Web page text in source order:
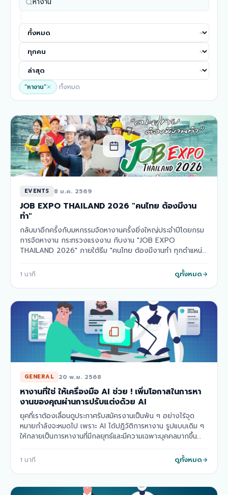
“หางาน” ทั้งหมด
EVENTS 8 ม.ค. 2569
JOB EXPO THAILAND 2026 "คนไทย ต้องมีงาน
ทำ"
กลับมาอีกครั้งกับมหกรรมจัดหางานครั้งยิ่งใหญ่ประจำปีโดยกรม
การจัดหางาน กระทรวงแรงงาน กับงาน "JOB EXPO
THAILAND 2026" ภายใต้ธีม "คนไทย ต้องมีงานทำ ทุกตำแหน่ง
1 นาที ดูทั้งหมด
GENERAL 20 พ.ย. 2568
หางานที่ใช่ ให้เครื่องมือ AI ช่วย ! เพิ่มโอกาสในการหา
งานของคุณผ่านการปรับแต่งด้วย AI
ยุคที่เราต้องเลื่อนดูประกาศรับสมัครงานเป็นพัน ๆ อย่างไร้จุด
หมายกำลังจะหมดไป เพราะ AI ได้ปฏิวัติการหางาน รูปแบบเดิม ๆ
ให้กลายเป็นการหางานที่มีกลยุทธ์และมีความเฉพาะบุคคลมากขึ้น
1 นาที ดูทั้งหมด